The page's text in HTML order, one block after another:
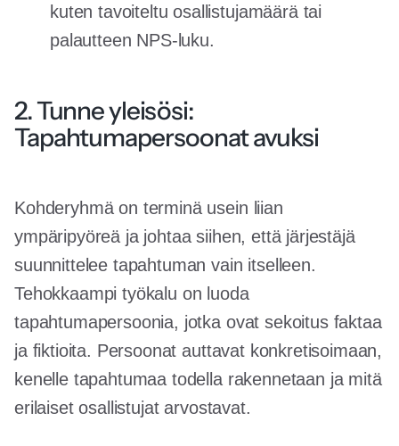
kuten tavoiteltu osallistujamäärä tai
palautteen NPS-luku.
2. Tunne yleisösi:
Tapahtumapersoonat avuksi
Kohderyhmä on terminä usein liian
ympäripyöreä ja johtaa siihen, että järjestäjä
suunnittelee tapahtuman vain itselleen.
Tehokkaampi työkalu on luoda
tapahtumapersoonia, jotka ovat sekoitus faktaa
ja fiktioita. Persoonat auttavat konkretisoimaan,
kenelle tapahtumaa todella rakennetaan ja mitä
erilaiset osallistujat arvostavat.